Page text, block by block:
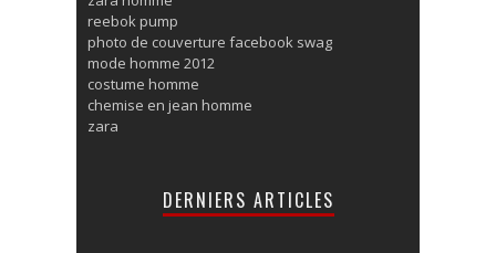
reebok pump
photo de couverture facebook swag
mode homme 2012
costume homme
chemise en jean homme
zara
DERNIERS ARTICLES